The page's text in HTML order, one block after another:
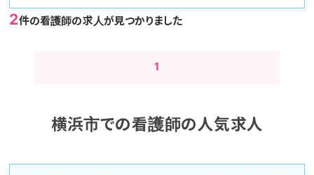
2件の看護師の求人が見つかりました
1
横浜市での看護師の人気求人